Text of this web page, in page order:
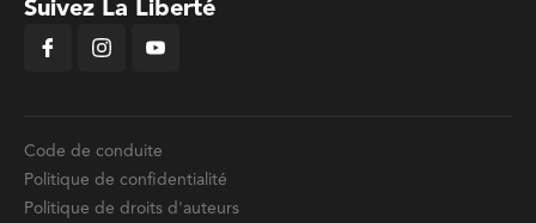
Suivez La Liberté
Code de conduite
Politique de confidentialité
Politique de droits d'auteurs